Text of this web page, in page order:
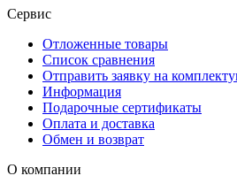
Сервис
Отложенные товары
Список сравнения
Отправить заявку на
Информация
Подарочные сертификаты
Оплата и доставка
Обмен и возврат
О компании